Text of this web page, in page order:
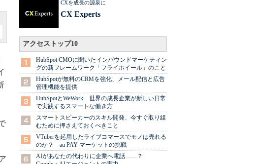
CXを成長の源泉に
CX Experts
アクセストップ10
HubSpot CMOに聞いたインバウンドマーケティン
グの新フレームワーク「フライホイール」のこと
HubSpotが無料のCRMを強化、メール配信と広告
管理機能を提供
HubSpotとWeWork 世界の成長企業が新しい日常
で実践するスマートな働き方
スマートスピーカーのスキル開発、今すぐ取り組
むために押さえておくべきこと
VTuberを起用したライブコマースでモノは売れる
のか？ au PAY マーケットの挑戦
AIがあなたの代わりに企業へ電話……？